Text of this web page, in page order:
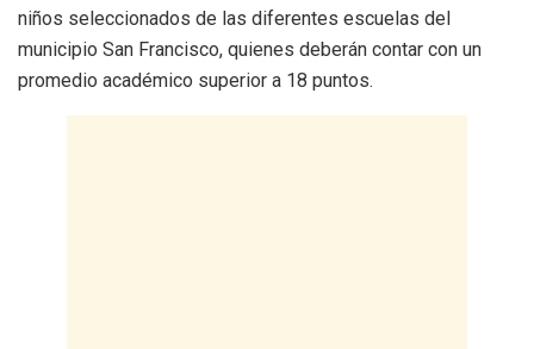
niños seleccionados de las diferentes escuelas del
municipio San Francisco, quienes deberán contar con un
promedio académico superior a 18 puntos.